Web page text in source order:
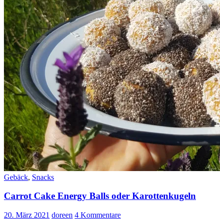
OMNIA
Backofen
Gebäck, Snacks
Carrot Cake Energy Balls oder Karottenkugeln
20. März 2021 doreen 4 Kommentare